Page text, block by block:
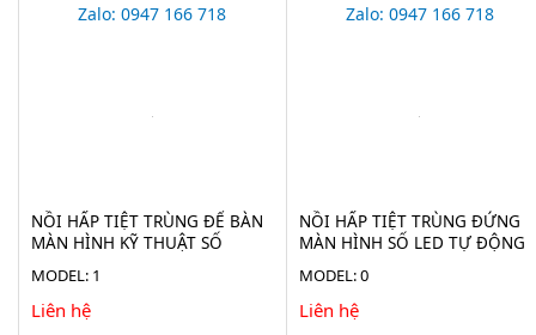
Zalo: 0947 166 718
NỒI HẤP TIỆT TRÙNG ĐỂ BÀN
MÀN HÌNH KỸ THUẬT SỐ
MODEL: 1
Liên hệ
Zalo: 0947 166 718
NỒI HẤP TIỆT TRÙNG ĐỨNG
MÀN HÌNH SỐ LED TỰ ĐỘNG
MODEL: 0
Liên hệ